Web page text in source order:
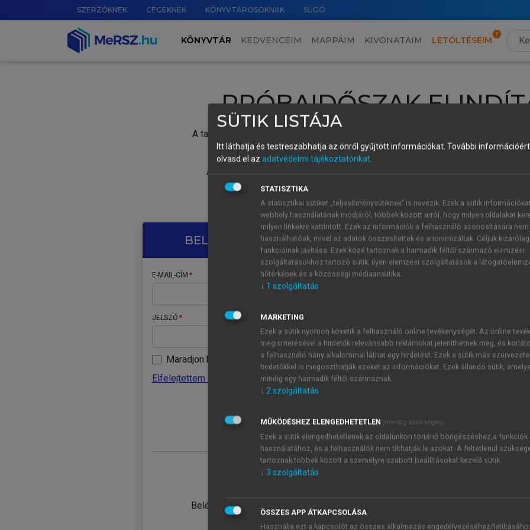
SZERZŐKNEK CÉGEKNEK KÖNYVTÁROSOKNAK SÚGÓ
KÖNYVTÁR KEDVENCEIM MAPPÁIM KIVONATAIM LETÖLTÉSEIM
PRÓBAIDŐSZAK
A tartalom megtekintéséhez lépj be a saját fiókoddal, iskolai azonosítóddal vagy
Új felhasználóként1 óra díjmentes hozzáférésrevagy
A próbaidőszak elindításához,
vagy hozz
A regisztráció után a
BELÉPÉS SAJÁT FIÓKKAL
E-MAIL-CÍM
JELSZÓ
Maradjon belépve
Elfelejtettem a jelszavamat
Belépés intézményi azonosítóval
ÚJ FIÓK
1 óra
JELSZÓ
Kérek értesítést a MeRSZ
Kérek értesítést az
SÜTIK LISTÁJA
Itt láthatja és testreszabhatja az önről gyűjtött információkat. További
olvasd el az adatvédelmi tájékoztatónkat.
STATISZTIKA
A statisztikai sütiket „teljesítménysütiknek” is nevezik. Ezek a sütik
webhely használatának módjáról, többek között arról, hogy milyen oldalakat
milyen linkekre kattintott. Ezek az információk a felhasználó azonosítására nem
használhatóak, mivel az adatok összesítettek és anonimizáltak. Céljuk
funkcióinak javítása. Ezek közé tartoznak a harmadik féltől származó elemzési
szolgáltatásokhoz tartozó sütik; ilyen elemzési szolgáltatások a
hőtérképek és a közösségi médiaanalitika.
↓ 1 szolgáltatás
MARKETING
Ezek a sütik nyomon követik a felhasználó online tevékenységét. Az online
megismerésével a hirdetők relevánsabb reklámokat jeleníthetnek meg, és
a felhasználó hány alkalommal láthat egy hirdetést. Ezek a sütik más
hirdetőkkel is megoszthatják ezeket az információkat. Ezek állandó sütik,
mindig egy harmadik féltől származnak.
↓ 2szolgáltatás
MŰKÖDÉSHEZ ELENGEDHETETLEN (mindig szükséges)
Ezek a sütik elengedhetetlenek az oldalunkon történő böngészéshez,a funkciók
használatához, és a felhasználók nem tilthatják le azokat. A feltétlenül
tartoznak többek között a személyre szabott beállításokat kezelő sütik.
↓ 3 szolgáltatás
ÖSSZES APP ÁTKAPCSOLÁSA
Használja ezt a kapcsolót az összes alkalmazás engedélyezéséhez/